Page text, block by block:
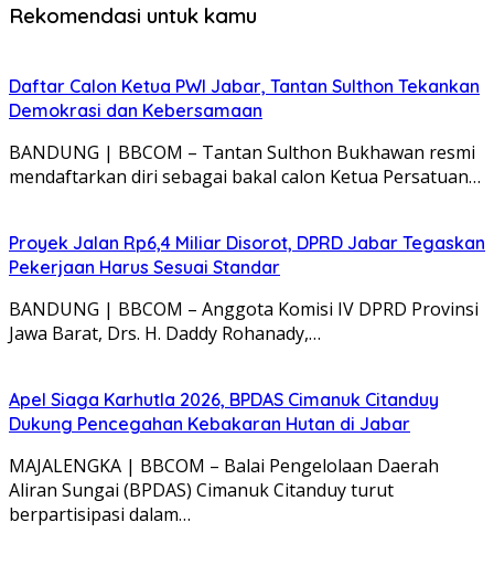
Rekomendasi untuk kamu
Daftar Calon Ketua PWI Jabar, Tantan Sulthon Tekankan
Demokrasi dan Kebersamaan
BANDUNG | BBCOM – Tantan Sulthon Bukhawan resmi
mendaftarkan diri sebagai bakal calon Ketua Persatuan…
Proyek Jalan Rp6,4 Miliar Disorot, DPRD Jabar Tegaskan
Pekerjaan Harus Sesuai Standar
BANDUNG | BBCOM – Anggota Komisi IV DPRD Provinsi
Jawa Barat, Drs. H. Daddy Rohanady,…
Apel Siaga Karhutla 2026, BPDAS Cimanuk Citanduy
Dukung Pencegahan Kebakaran Hutan di Jabar
MAJALENGKA | BBCOM – Balai Pengelolaan Daerah
Aliran Sungai (BPDAS) Cimanuk Citanduy turut
berpartisipasi dalam…